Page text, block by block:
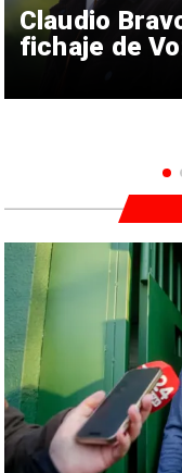
Claudio
fichaje de